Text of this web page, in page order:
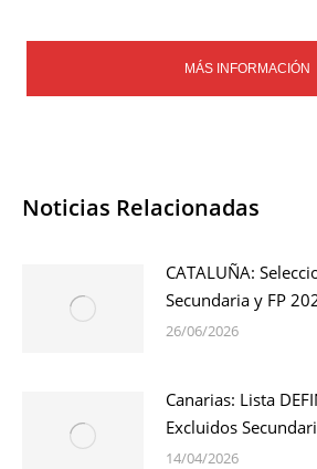
MÁS INFORMACIÓN
Noticias Relacionadas
CATALUÑA:
Secundaria y FP
26/06/2026
Canarias: Lista
Excluidos
14/04/2026